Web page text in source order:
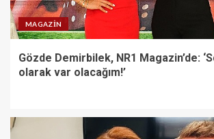
vardı!
VakıfBank’ın
MAGAZIN
Gözde Demirbilek, NR1 Magazin’de:
olarak var olacağım!’